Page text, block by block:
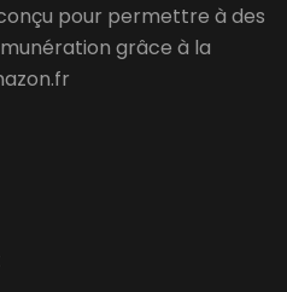
pour permettre à des
grâce à la